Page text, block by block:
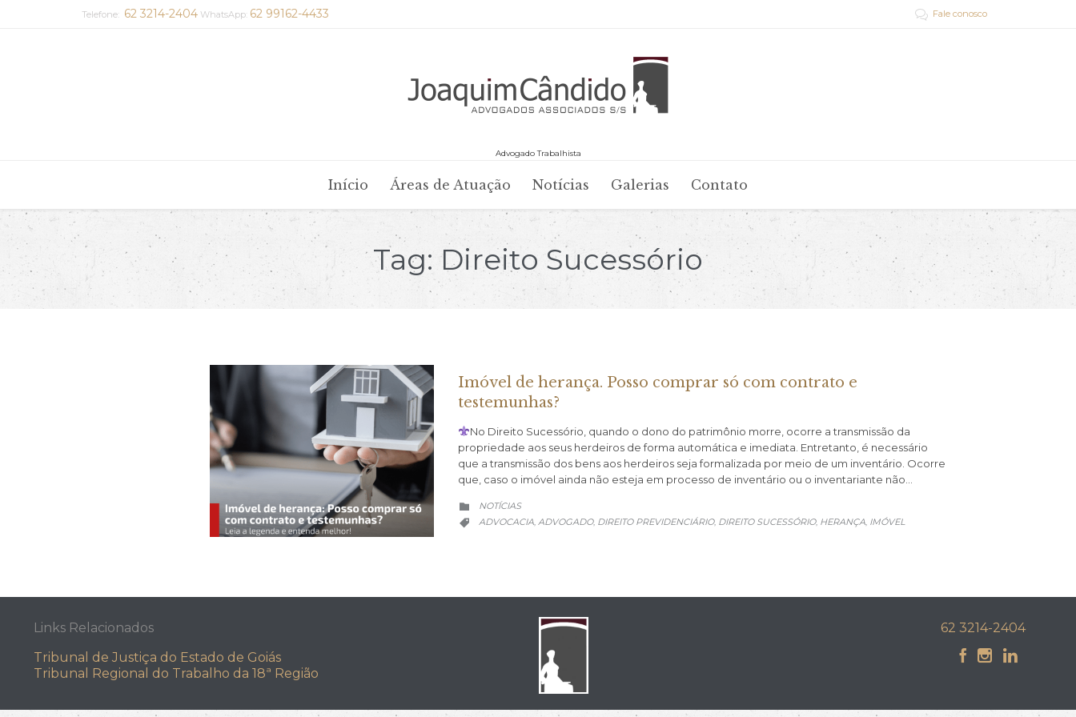
Telefone: 62 3214-2404 WhatsApp: 62 99162-4433  Fale conosco
Advogado Trabalhista
to
Início Áreas de Atuação Notícias Galerias Contato
Tag:Direito Sucessório
Imóvel de herança. Posso comprar só com contrato e
testemunhas?
No Direito Sucessório, quando o dono do patrimônio morre, ocorre a transmissão da
propriedade aos seus herdeiros de forma automática e imediata. Entretanto, é necessário
que a transmissão dos bens aos herdeiros seja formalizada por meio de um inventário. Ocorre
que, caso o imóvel ainda não esteja em processo de inventário ou o inventariante não…
 CATEGORY
NOTÍCIAS
 CATEGORY
ADVOCACIA, ADVOGADO, DIREITO PREVIDENCIÁRIO, DIREITO SUCESSÓRIO, HERANÇA, IMÓVEL
Links Relacionados
Tribunal de Justiça do Estado de Goiás
Tribunal Regional do Trabalho da 18ª Região
62 3214-2404

 